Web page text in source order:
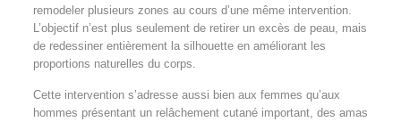
remodeler plusieurs zones au cours d’une même intervention.
L’objectif n’est plus seulement de retirer un excès de peau, mais
de redessiner entièrement la silhouette en améliorant les
proportions naturelles du corps.
Cette intervention s’adresse aussi bien aux femmes qu’aux
hommes présentant un relâchement cutané important, des amas